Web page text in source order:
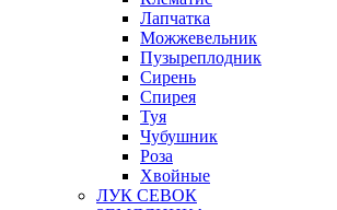
Лапчатка
Можжевельник
Пузыреплодник
Сирень
Спирея
Туя
Чубушник
Роза
Хвойные
ЛУК СЕВОК